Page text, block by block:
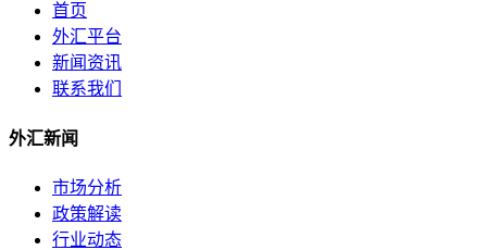
首页
外汇平台
新闻资讯
联系我们
外汇新闻
市场分析
政策解读
行业动态